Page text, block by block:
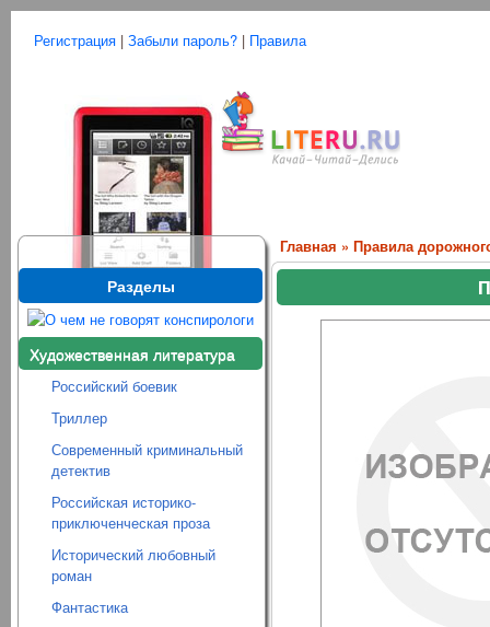
Регистрация | Забыли пароль? | Правила
Разделы
Художественная литература
Российский боевик
Триллер
Современный криминальный
детектив
Российская историко-
приключенческая проза
Исторический любовный
роман
Фантастика
Главная » Правила